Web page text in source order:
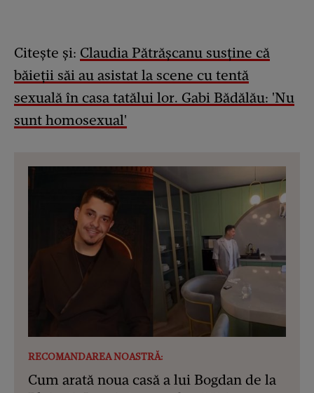
Citește și: Claudia Pătrășcanu susține că
băieții săi au asistat la scene cu tentă
sexuală în casa tatălui lor. Gabi Bădălău: 'Nu
sunt homosexual'
RECOMANDAREA NOASTRĂ:
Cum arată noua casă a lui Bogdan de la